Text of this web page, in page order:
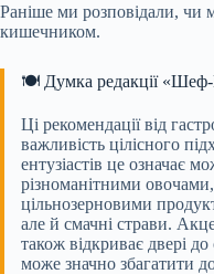
Раніше ми розповідали, чи
кишечником.
🍽️ Думка редакції
Ці рекомендації від
важливість цілісного
ентузіастів це означає
різноманітними
цільнозерновими
але й смачні страви.
також відкриває двері
може значно збагатити